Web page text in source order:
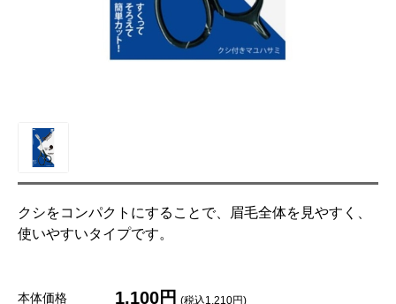
クシをコンパクトにすることで、眉毛全体を見やすく、
使いやすいタイプです。
本体価格 1,100円 (税込1,210円)